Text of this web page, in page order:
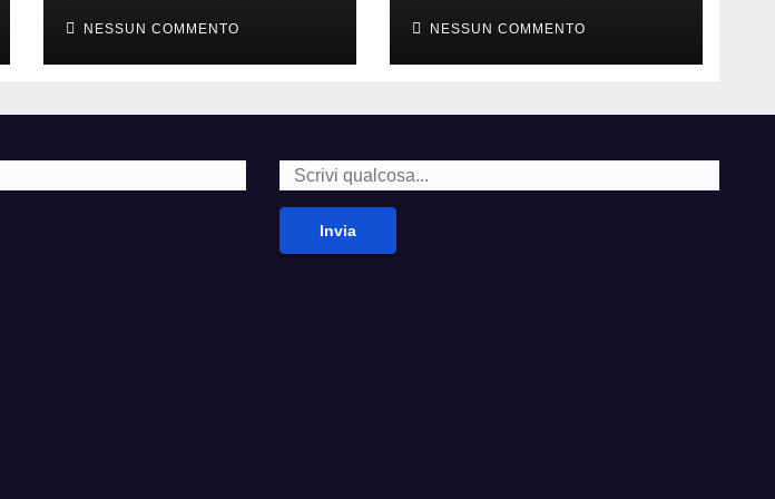
second hand
NESSUN COMMENTO
della carne
NESSUN COMMENTO
Invia